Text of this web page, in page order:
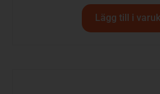
Lägg till i